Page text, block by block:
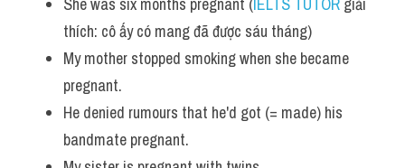
Homepage
thích: cô ấy có mang đã được sáu tháng)
My mother stopped smoking when she became
pregnant.
He denied rumours that he'd got (= made) his
bandmate pregnant.